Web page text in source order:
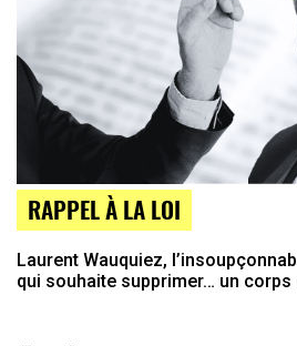
RAPPEL À LA LOI
Laurent Wauquiez,
qui souhaite supprimer… un corps